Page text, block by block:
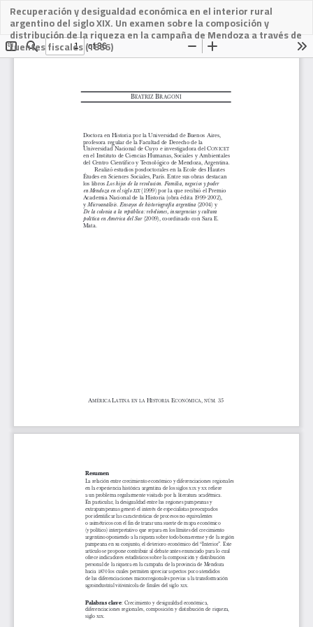
Recuperación y desigualdad económica en el interior rural
argentino del siglo XIX. Un examen sobre la composición y
distribución de la riqueza en la campaña de Mendoza a través de
fuentes fiscales (1866)
Descargar
PDF